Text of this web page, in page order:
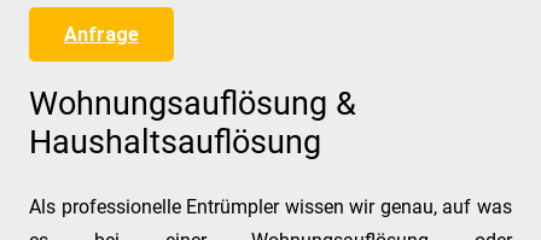
Anfrage
Wohnungsauflösung &
Haushaltsauflösung
Als professionelle Entrümpler wissen wir genau, auf was